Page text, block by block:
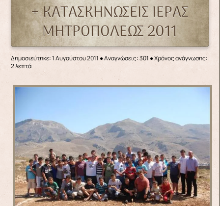
+ ΚΑΤΑΣΚΗΝΩΣΕΙΣ ΙΕΡΑΣ
ΜΗΤΡΟΠΟΛΕΩΣ 2011
Δημοσιεύτηκε: 1 Αυγούστου 2011 ●Αναγνώσεις: 301 ● Χρόνος ανάγνωσης:
2 λεπτά